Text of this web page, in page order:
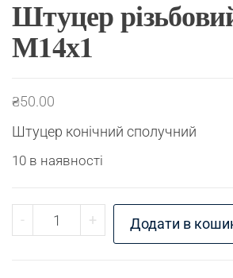
Штуцер
М14х1
₴50.00
Штуцер конічний сполучний
10 в наявності
- Штуцер різьбовий К1/4" -
+ Додати в